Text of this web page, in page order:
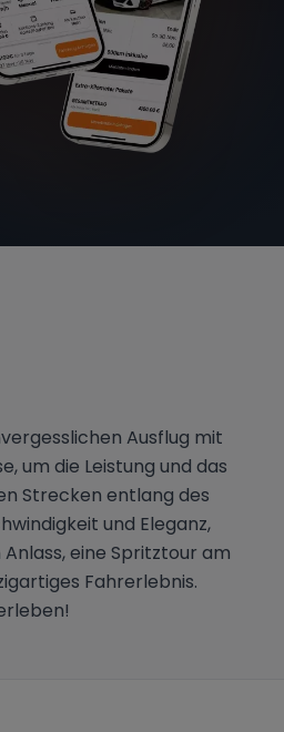
Ausflug mit
um die Leistung und das
Strecken entlang des
und Eleganz,
eine Spritztour am
Fahrerlebnis.